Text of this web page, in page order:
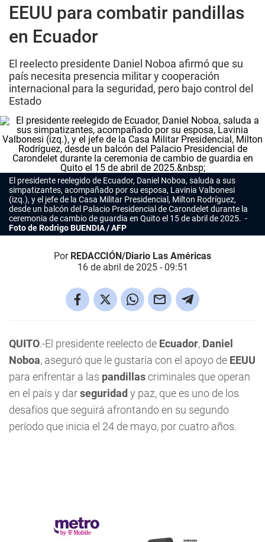
EEUU para combatir pandillas
en Ecuador
El reelecto presidente Daniel Noboa afirmó que su
país necesita presencia militar y cooperación
internacional para la seguridad, pero bajo control del
Estado
El presidente reelegido de Ecuador, Daniel Noboa, saluda a sus
simpatizantes, acompañado por su esposa, Lavinia Valbonesi
(izq.), y el jefe de la Casa Militar Presidencial, Milton Rodríguez,
desde un balcón del Palacio Presidencial de Carondelet durante la
ceremonia de cambio de guardia en Quito el 15 de abril de 2025.
Foto de Rodrigo BUENDIA / AFP
Por REDACCIÓN/Diario Las Américas
16 de abril de 2025 - 09:51
QUITO.-El presidente reelecto de Ecuador, Daniel
Noboa, aseguró que le gustaría con el apoyo de EEUU
para enfrentar a las pandillascriminales que operan
en el país y darseguridad y paz, que es uno de los
desafíos que seguirá afrontando en su segundo
período que inicia el 24 de mayo, por cuatro años.